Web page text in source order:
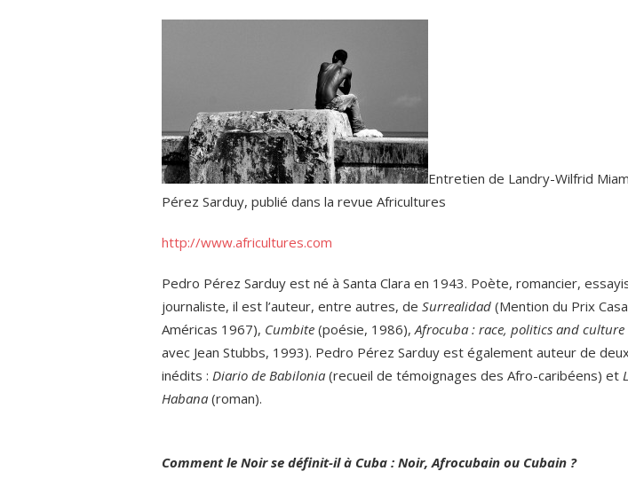
Entretien de Landry-Wilfrid
Pérez Sarduy, publié dans la revue Africultures
http://www.africultures.com
Pedro Pérez Sarduy est né à Santa Clara en 1943. Poète, romancier,
journaliste, il est l’auteur, entre autres, de Surrealidad (Mention du Prix
Américas 1967), Cumbite (poésie, 1986),Afrocuba : race, politics and culture
avec Jean Stubbs, 1993). Pedro Pérez Sarduy est également auteur de
inédits : Diario de Babilonia (recueil de témoignages des Afro-caribéens) et
Habana (roman).
Comment le Noir se définit-il à Cuba : Noir, Afrocubain ou Cubain ?